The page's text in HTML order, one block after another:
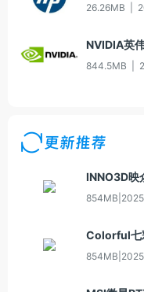
26.26MB
844.5MB
更新推荐
INNO3D映
854MB
Colorful七
854MB